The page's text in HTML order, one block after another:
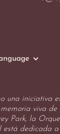
una iniciativa
viva de
Park, la
está dedicada